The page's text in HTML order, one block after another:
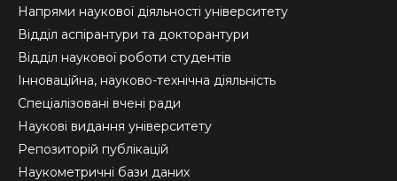
Напрями наукової діяльності університету
Відділ аспірантури та докторантури
Відділ наукової роботи студентів
Інноваційна, науково-технічна діяльність
Спеціалізовані вчені ради
Наукові видання університету
Репозиторій публікацій
Наукометричні бази даних